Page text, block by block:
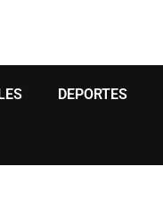
DEPORTES